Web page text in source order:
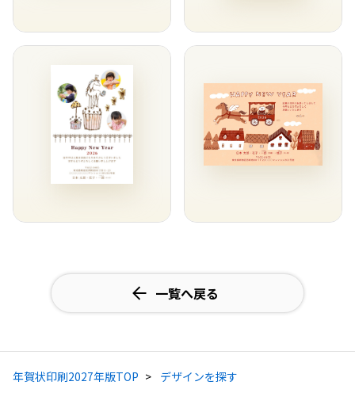
一覧へ戻る
年賀状印刷2027年版TOP
デザインを探す